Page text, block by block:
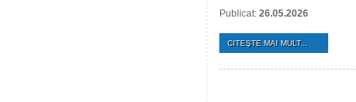
Publicat: 26.05.2026
CITEŞTE MAI MULT...